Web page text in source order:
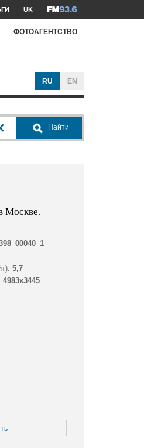
UK
ФОТОАГЕНТСТВО
RU EN
Найти
Москве.
5,7
4983x3445